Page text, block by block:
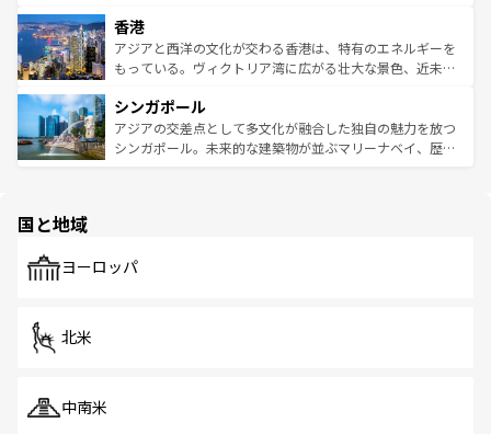
とつ。フォーやバインミー、ベトナムコーヒーなどは、ぜ
ひ現地で味わいたい。どの地域を訪れてもあたたかい人々
が旅行者を迎えてくれるので、きっと忘れられない旅にな
参照してほしい。
の活気が交差している。北部ではチェンマイなどの山岳地
帯で自然と触れ合い、南部ではプーケットやクラビの美し
いビーチでリゾート気分を楽しむことができる。タイ料理
激する。気候は一年中温暖で、どの季節にも異なる楽しみ
が待っている。親しみやすいタイの人々、仏教を中心とし
た文化、そして多様な観光資源が、訪れる旅人を魅了し続
香港
アジアと西洋の文化が交わる香港は、特有のエネルギーを
もっている。ヴィクトリア湾に広がる壮大な景色、近未来
み、どこを訪れても感動するはず。観光スポットが密集し
ており、効率よく見どころを回れるのも魅力。息をのむよ
うな絶景から文化的な体験まで、香港を存分に楽しみ尽く
シンガポール
アジアの交差点として多文化が融合した独自の魅力を放つ
シンガポール。未来的な建築物が並ぶマリーナベイ、歴史
で、ホーカーズは地元の風情を楽しめる外せないスポット
国と地域
ヨーロッパ
北米
中南米